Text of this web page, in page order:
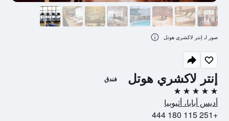
إنتر لاكشري هوتل فندق
5 نجوم
أديس أبابا، أثيوبيا
+251 115 180 444
صور لـ إنتر لاكشري هوتل